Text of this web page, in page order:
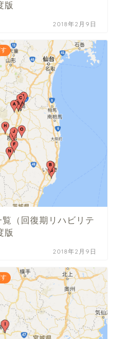
版
2018年2月9日
（回復期リハビリテ
版
2018年2月9日